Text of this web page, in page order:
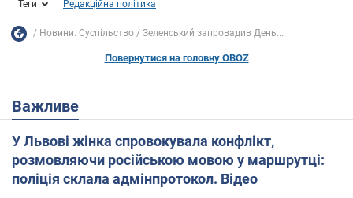
Теги Редакційна політика
Новини. Суспільство Зеленський запровадив День...
Повернутися на головну OBOZ
Важливе
У Львові жінка спровокувала конфлікт,
розмовляючи російською мовою у маршрутці:
поліція склала адмінпротокол. Відео